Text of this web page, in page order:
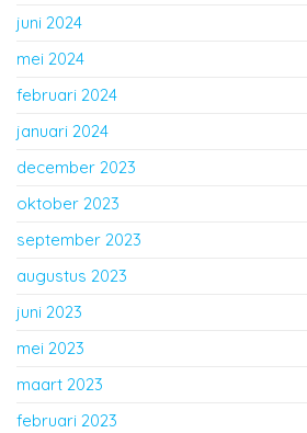
juni 2024
mei 2024
februari 2024
januari 2024
december 2023
oktober 2023
september 2023
augustus 2023
juni 2023
mei 2023
maart 2023
februari 2023